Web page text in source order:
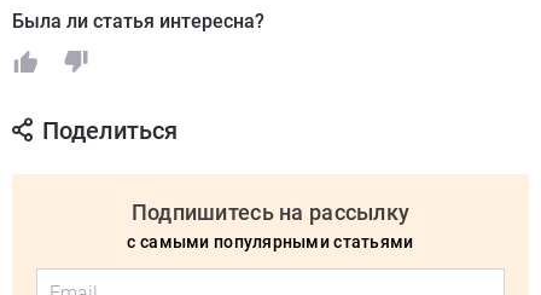
Была ли статья интересна?
Поделиться
Подпишитесь на рассылку
с самыми популярными статьями